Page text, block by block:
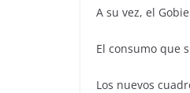
A su vez, el
El consumo que
Los nuevos